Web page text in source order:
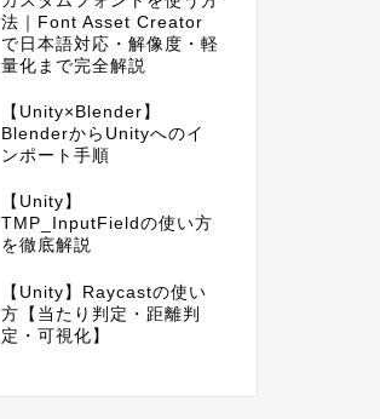
法｜Font Asset Creator
で日本語対応・解像度・軽
量化まで完全解説
【Unity×Blender】
BlenderからUnityへのイ
ンポート手順
【Unity】
TMP_InputFieldの使い方
を徹底解説
【Unity】Raycastの使い
方【当たり判定・距離判
定・可視化】